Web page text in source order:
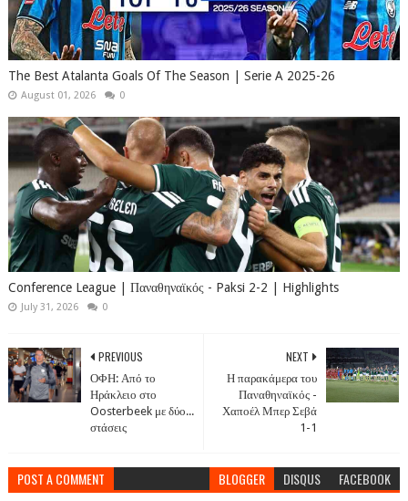
The Best Atalanta Goals Of The Season | Serie A 2025-26
August 01, 2026 0
Conference League | Παναθηναϊκός - Paksi 2-2 | Highlights
July 31, 2026 0
NEXT
Η παρακάμερα του
Παναθηναϊκός -
Χαποέλ Μπερ Σεβά
1-1
PREVIOUS
ΟΦΗ: Από το
Ηράκλειο στο
Oosterbeek με δύο...
στάσεις
POST A COMMENT BLOGGER DISQUS FACEBOOK